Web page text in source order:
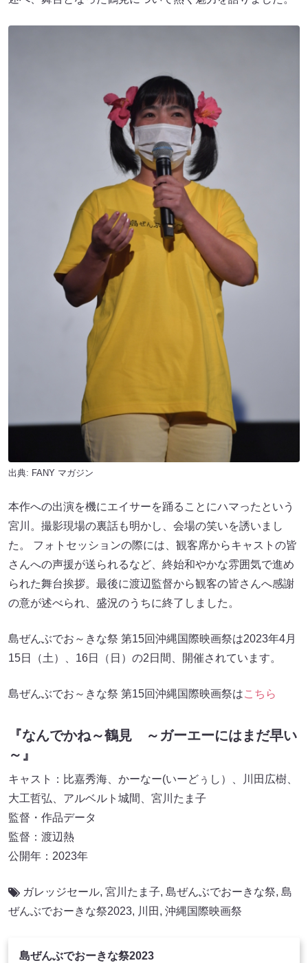
出典: FANY マガジン
本作への出演を機にエイサーを踊ることにハマったという
宮川。撮影現場の裏話も明かし、会場の笑いを誘いまし
た。 フォトセッションの際には、観客席からキャストの皆
さんへの声援が送られるなど、終始和やかな雰囲気で進め
られた舞台挨拶。最後に渡辺監督から観客の皆さんへ感謝
の意が述べられ、盛況のうちに終了しました。
島ぜんぶでお～きな祭 第15回沖縄国際映画祭は2023年4月
15日（土）、16日（日）の2日間、開催されています。
島ぜんぶでお～きな祭 第15回沖縄国際映画祭はこちら
『なんでかね～鶴見 ～ガーエーにはまだ早い
～』
キャスト：比嘉秀海、かーなー(いーどぅし）、川田広樹、
大工哲弘、アルベルト城間、宮川たま子
監督・作品データ
監督：渡辺熱
公開年：2023年
ガレッジセール, 宮川たま子, 島ぜんぶでおーきな祭, 島
ぜんぶでおーきな祭2023, 川田 , 沖縄国際映画祭
島ぜんぶでおーきな祭2023